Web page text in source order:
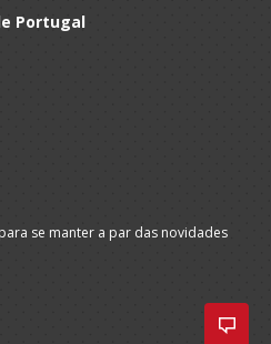
SUB-13 M
Portugal
se manter a par das novidades